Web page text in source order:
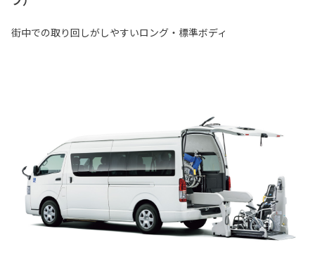
街中での取り回しがしやすいロング・標準ボディ